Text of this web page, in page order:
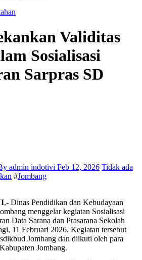
Validitas
Sosialisasi
Sarpras SD
admin indotivi Feb 12, 2026 Tidak ada
#Jombang
,- Dinas Pendidikan dan Kebudayaan
menggelar kegiatan Sosialisasi
Data Sarana dan Prasarana Sekolah
11 Februari 2026. Kegiatan tersebut
Jombang dan diikuti oleh para
Jombang.